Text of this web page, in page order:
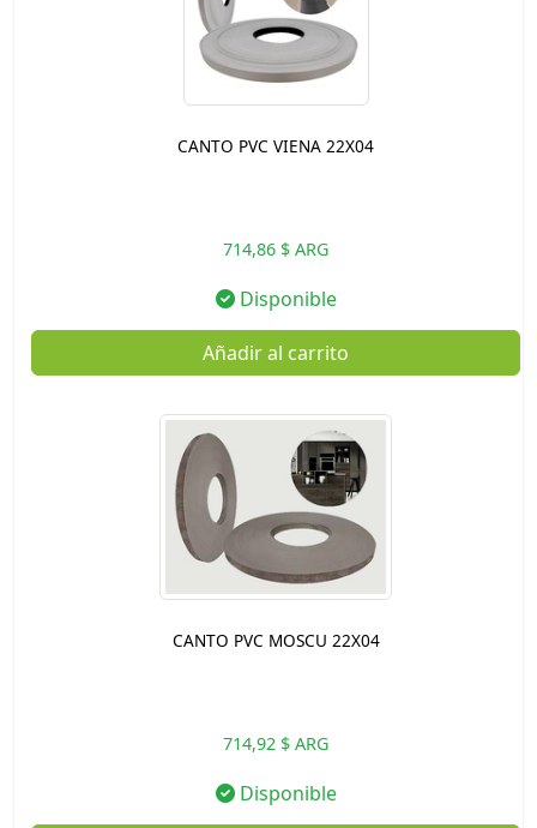
CANTO PVC VIENA 22X04
714,86 $ ARG
Disponible
Añadir al carrito
CANTO PVC MOSCU 22X04
714,92 $ ARG
Disponible